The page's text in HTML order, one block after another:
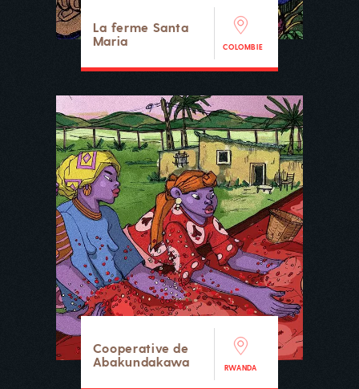
La ferme Santa
Maria
COLOMBIE
Cooperative de
Abakundakawa
RWANDA